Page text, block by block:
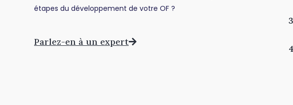
étapes du développement de votre OF ?
Parlez-en à un expert